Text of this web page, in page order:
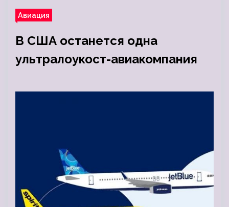
Авиация
В США останется одна
ультралоукост-авиакомпания